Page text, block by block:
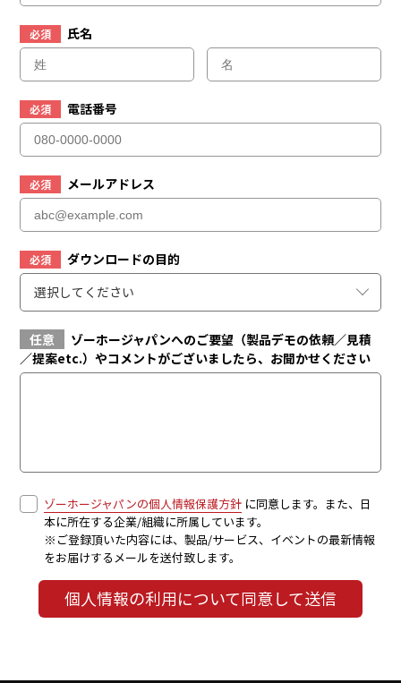
必須 氏名
必須 電話番号
必須 メールアドレス
必須
ダウンロードの目的
選択してください
任意
ゾーホージャパンへのご要望（製品デモの依頼／見積
／提案etc.）やコメントがございましたら、お聞かせください
ゾーホージャパンの個人情報保護方針 に同意します。また、日
本に所在する企業/組織に所属しています。
※ご登録頂いた内容には、製品/サービス、イベントの最新情報
をお届けするメールを送付致します。
個人情報の利用について同意して送信